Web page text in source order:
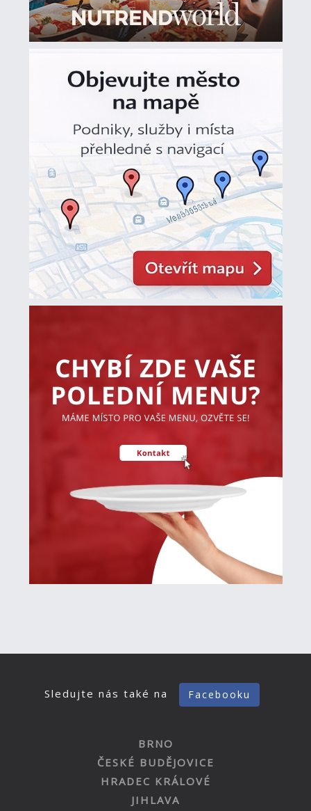
Sledujte nás také na Facebooku
BRNO
ČESKÉ BUDĚJOVICE
HRADEC KRÁLOVÉ
JIHLAVA